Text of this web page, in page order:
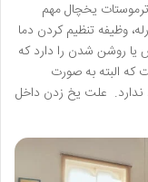
یخچال مهم
وظیفه تنظیم کردن دما
یا روشن شدن را دارد که
که البته به صورت
ندارد. علت یخ زدن داخل